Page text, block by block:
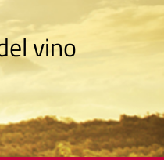
vino